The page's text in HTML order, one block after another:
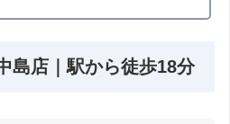
島店｜駅から徒歩18分